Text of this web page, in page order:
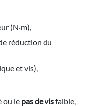
(N·m),
réduction du
et vis),
ou le pas de visfaible,